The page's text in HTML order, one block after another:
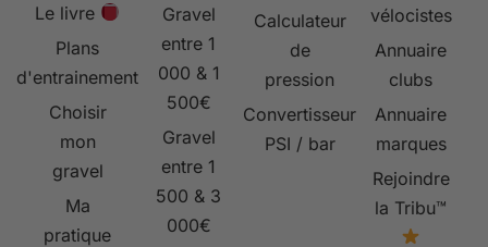
Le livre
Plans
d'entrainement
Choisir
mon
gravel
Ma
pratique
Gravel
entre 1
000 & 1
500€
Gravel
entre 1
500 & 3
000€
Calculateur
de
pression
Convertisseur
PSI / bar
vélocistes
Annuaire
clubs
Annuaire
marques
Rejoindre
la Tribu™